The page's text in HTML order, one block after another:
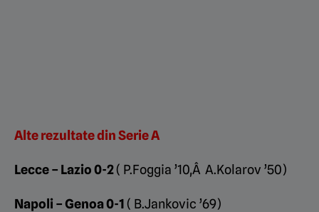
Alte rezultate din Serie A
Lecce – Lazio 0-2( P.Foggia ’10,Â A.Kolarov ’50)
Napoli – Genoa 0-1( B.Jankovic ’69)